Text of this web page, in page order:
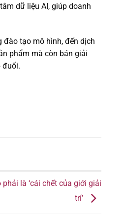
dữ liệu AI, giúp doanh
đào tạo mô hình, đến dịch
phẩm mà còn bán giải
đuổi.
là ‘cái chết của giới giải
trí’